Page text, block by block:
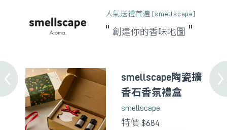
人氣送禮首選 [smellscape]
創建你的香味地圖
smellscape陶瓷擴
香石香氛禮盒
smellscape
特價 $684